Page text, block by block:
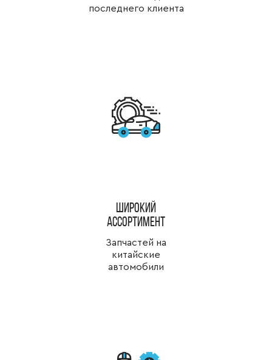
последнего клиента
широкий
ассортимент
Запчастей на
китайские
автомобили